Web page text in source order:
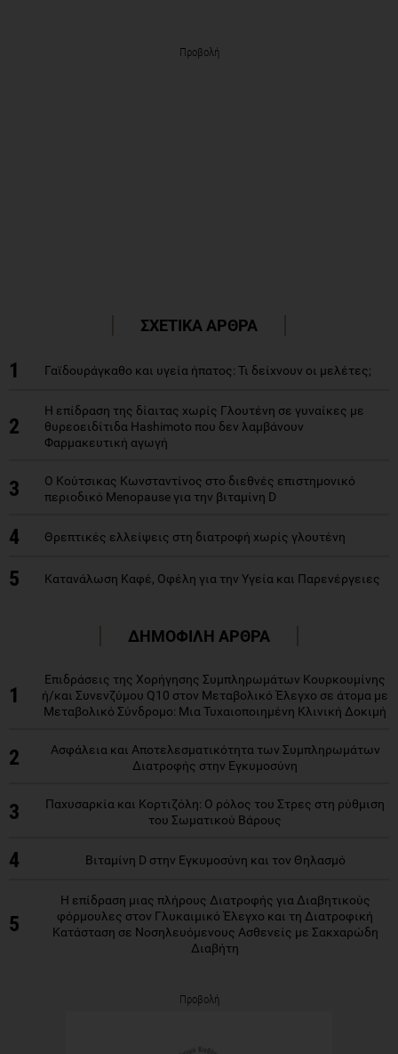
Προβολή
ΣΧΕΤΙΚΑ ΑΡΘΡΑ
1 Γαϊδουράγκαθο και υγεία ήπατος: Τι δείχνουν οι μελέτες;
2
Η επίδραση της δίαιτας χωρίς Γλουτένη σε γυναίκες με
θυρεοειδίτιδα Hashimoto που δεν λαμβάνουν
Φαρμακευτική αγωγή
3
Ο Κούτσικας Κωνσταντίνος στο διεθνές επιστημονικό
περιοδικό Menopause για την βιταμίνη D
4 Θρεπτικές ελλείψεις στη διατροφή χωρίς γλουτένη
5 Κατανάλωση Καφέ, Οφέλη για την Υγεία και Παρενέργειες
ΔΗΜΟΦΙΛΗ ΑΡΘΡΑ
1
Επιδράσεις της Χορήγησης Συμπληρωμάτων Κουρκουμίνης
ή/και Συνενζύμου Q10 στον Μεταβολικό Έλεγχο σε άτομα με
Μεταβολικό Σύνδρομο: Μια Τυχαιοποιημένη Κλινική Δοκιμή
2
Ασφάλεια και Αποτελεσματικότητα των Συμπληρωμάτων
Διατροφής στην Εγκυμοσύνη
3
Παχυσαρκία και Κορτιζόλη: Ο ρόλος του Στρες στη ρύθμιση
του Σωματικού Βάρους
4 Βιταμίνη D στην Εγκυμοσύνη και τον Θηλασμό
5
Η επίδραση μιας πλήρους Διατροφής για Διαβητικούς
φόρμουλες στον Γλυκαιμικό Έλεγχο και τη Διατροφική
Κατάσταση σε Νοσηλευόμενους Ασθενείς με Σακχαρώδη
Διαβήτη
Προβολή